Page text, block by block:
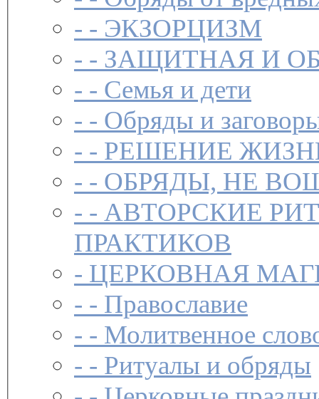
- - ЭКЗОРЦИЗМ
- - ЗАЩИТНАЯ И
- - Семья и дети
- - Обряды и
- - РЕШЕНИЕ
- - ОБРЯДЫ, НЕ
- - АВТОРСКИЕ
ПРАКТИКОВ
- ЦЕРКОВНАЯ
- - Православие
- - Молитвенное
- - Ритуалы и обряды